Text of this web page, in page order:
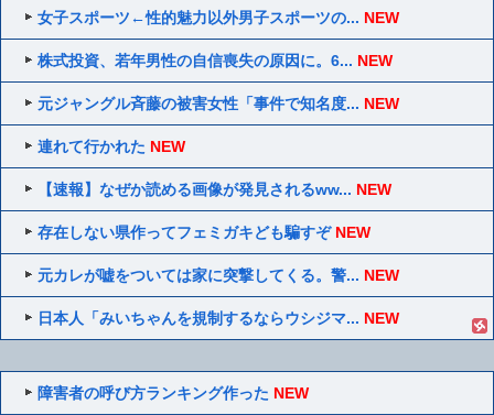
女子スポーツ←性的魅力以外男子スポーツの... NEW
株式投資、若年男性の自信喪失の原因に。6... NEW
元ジャングル斉藤の被害女性「事件で知名度... NEW
連れて行かれた NEW
【速報】なぜか読める画像が発見されるww... NEW
存在しない県作ってフェミガキども騙すぞ NEW
元カレが嘘をついては家に突撃してくる。警... NEW
日本人「みいちゃんを規制するならウシジマ... NEW
障害者の呼び方ランキング作った NEW